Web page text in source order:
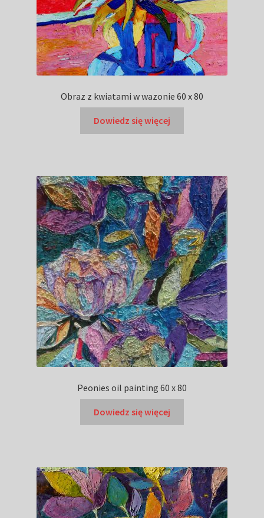
Obraz z kwiatami w wazonie 60 x 80
Dowiedz się więcej
Peonies oil painting 60 x 80
Dowiedz się więcej